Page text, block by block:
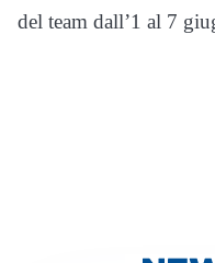
del team dall’1 al 7